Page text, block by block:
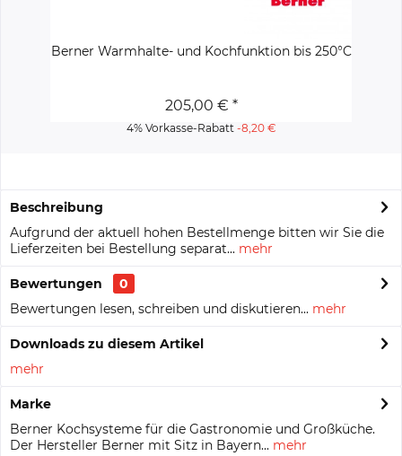
Berner Warmhalte- und Kochfunktion bis 250°C
205,00 € *
4% Vorkasse-Rabatt -8,20 €
Beschreibung
Aufgrund der aktuell hohen Bestellmenge bitten wir Sie die
Lieferzeiten bei Bestellung separat... mehr
Bewertungen
0
Bewertungen lesen, schreiben und diskutieren... mehr
Downloads zu diesem Artikel
mehr
Marke
Berner Kochsysteme für die Gastronomie und Großküche.
Der Hersteller Berner mit Sitz in Bayern... mehr